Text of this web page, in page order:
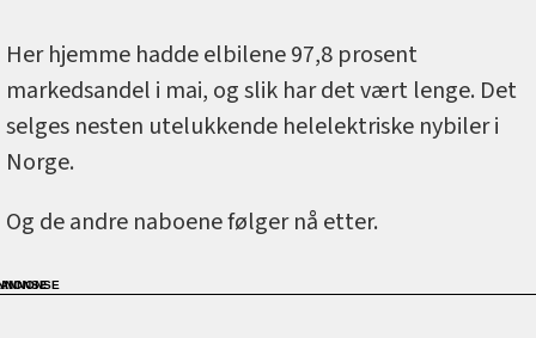
Her hjemme hadde elbilene 97,8 prosent
markedsandel i mai, og slik har det vært lenge. Det
selges nesten utelukkende helelektriske nybiler i
Norge.
Og de andre naboene følger nå etter.